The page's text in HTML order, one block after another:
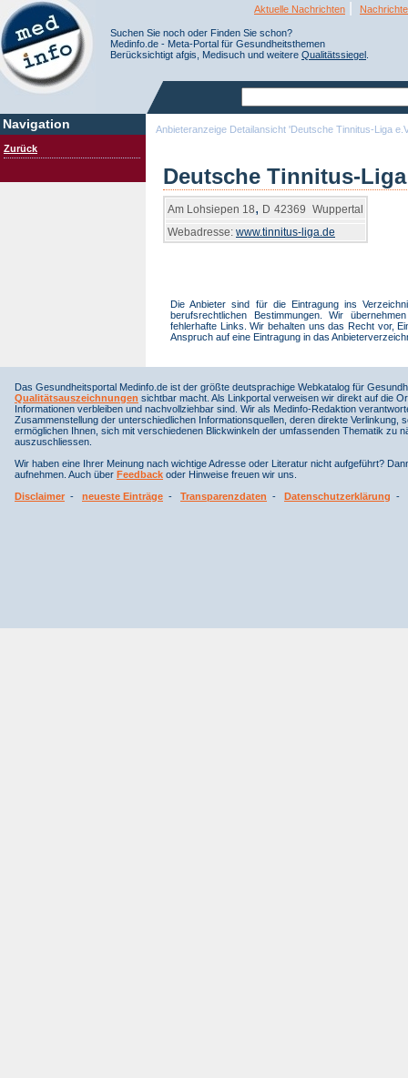
Navigation
Zurück
Aktuelle Nachrichten
Suchen Sie noch oder Finden Sie schon?
Medinfo.de - Meta-Portal für Gesundheitsthemen
Berücksichtigt afgis, Medisuch und weitere Qualitätssiegel
Anbieteranzeige Detailansicht 'Deutsche Tinnitus-Liga
Deutsche Tinnitus-Liga
Am Lohsiepen 18, D 42369 Wuppertal
Webadresse: www.tinnitus-liga.de
Die Anbieter sind für die Eintragung ins
berufsrechtlichen Bestimmungen. Wir
fehlerhafte Links. Wir behalten uns das Recht vor,
Anspruch auf eine Eintragung in das
Das Gesundheitsportal Medinfo.de ist der größte deutsprachige Webkatalog für
Qualitätsauszeichnungen sichtbar macht. Als Linkportal verweisen wir direkt auf die
Informationen verbleiben und nachvollziehbar sind. Wir als Medinfo-Redaktion
Zusammenstellung der unterschiedlichen Informationsquellen, deren direkte
ermöglichen Ihnen, sich mit verschiedenen Blickwinkeln der umfassenden Thematik
auszuschliessen.
Wir haben eine Ihrer Meinung nach wichtige Adresse oder Literatur nicht aufgeführt?
aufnehmen. Auch über Feedback oder Hinweise freuen wir uns.
Disclaimer - neueste Einträge - Transparenzdaten - Datenschutzerklärung -